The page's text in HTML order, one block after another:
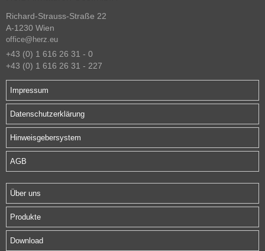
Richard-Strauss-Straße 22
A-1230 Wien
office@herz.eu
+43 (0) 1 616 26 31 - 0
+43 (0) 1 616 26 31 - 227
Impressum
Datenschutzerklärung
Hinweisgebersystem
AGB
Über uns
Produkte
Download